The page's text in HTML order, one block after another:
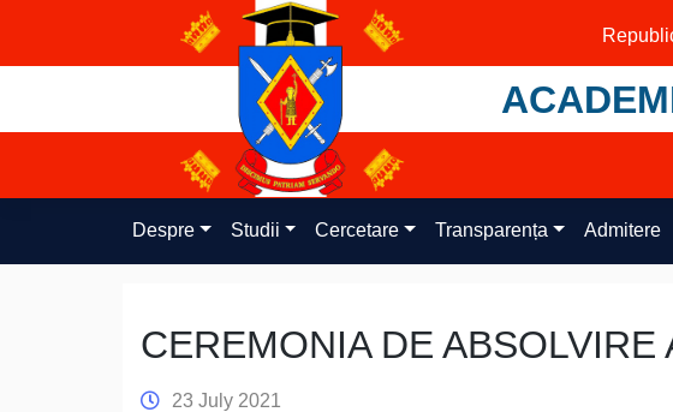
content
Despre Studii Cercetare Transparența Admitere
CEREMONIA DE
23 July 2021